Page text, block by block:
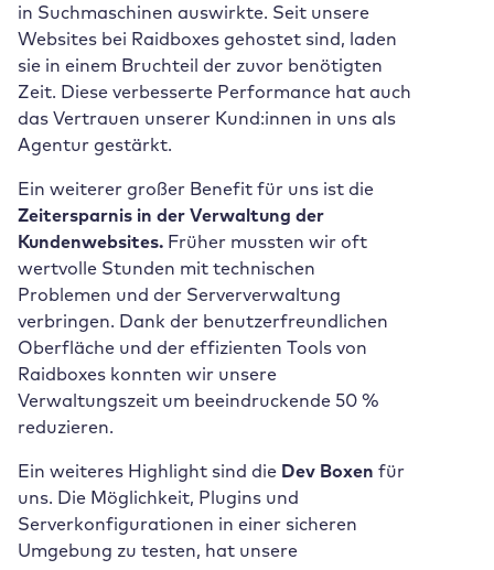
in Suchmaschinen auswirkte. Seit unsere
Websites bei Raidboxes gehostet sind, laden
sie in einem Bruchteil der zuvor benötigten
Zeit. Diese verbesserte Performance hat auch
das Vertrauen unserer Kund:innen in uns als
Agentur gestärkt.
Ein weiterer großer Benefit für uns ist die
Zeitersparnis in der Verwaltung der
Kundenwebsites. Früher mussten wir oft
wertvolle Stunden mit technischen
Problemen und der Serververwaltung
verbringen. Dank der benutzerfreundlichen
Oberfläche und der effizienten Tools von
Raidboxes konnten wir unsere
Verwaltungszeit um beeindruckende 50 %
reduzieren.
Ein weiteres Highlight sind die Dev Boxen für
uns. Die Möglichkeit, Plugins und
Serverkonfigurationen in einer sicheren
Umgebung zu testen, hat unsere